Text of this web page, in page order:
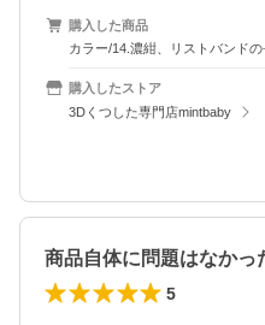
購入した商品
カラー/14.濃紺、リストバンド
購入したストア
3Dくつした専門店mintbaby
5